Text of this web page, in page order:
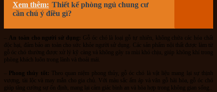
Xem thêm: Thiết kế phòng ngủ chung cư
cần chú ý điều gì?
An toàn cho người sử dụng: Gỗ óc chó là loại gỗ tự nhiên, không chứa các hóa chất
độc hại, đảm bảo an toàn cho sức khỏe người sử dụng. Các sản phẩm nội thất được làm từ
gỗ óc chó thường được xử lý kỹ càng và không gây ra mùi khó chịu, giúp không khí trong
phòng khách luôn trong lành và thoải mái.
Phong thủy tốt:
Theo quan niệm phong thủy, gỗ óc chó là vật liệu mang lại sự thịnh
vượng, tài lộc và may mắn cho gia chủ. Với màu sắc ấm áp và vân gỗ hài hòa, gỗ óc chó
giúp tăng cường sự ổn định, mang lại cảm giác bình an và hòa hợp trong không gian sống..